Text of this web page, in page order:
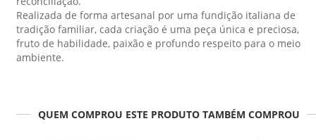
Realizada de forma artesanal por uma fundição italiana de
tradição familiar, cada criação é uma peça única e preciosa,
fruto de habilidade, paixão e profundo respeito para o meio
ambiente.
QUEM COMPROU ESTE PRODUTO TAMBÉM COMPROU